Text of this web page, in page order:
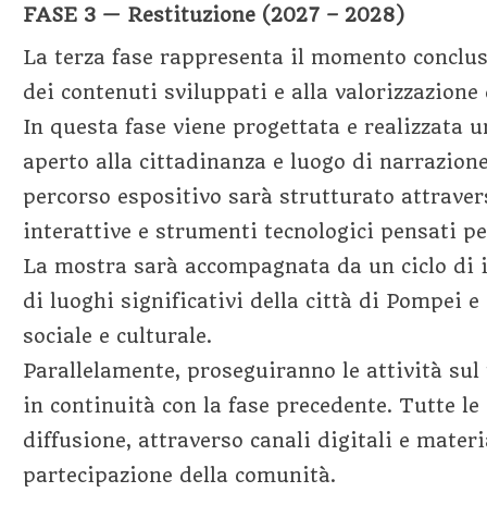
FASE 3 — Restituzione (2027 – 2028)
La terza fase rappresenta il momento
dei contenuti sviluppati e alla
In questa fase viene progettata e realizzata
aperto alla cittadinanza e luogo di
percorso espositivo sarà strutturato
interattive e strumenti tecnologici pensati
La mostra sarà accompagnata da un ciclo
di luoghi significativi della città di Pompei
sociale e culturale.
Parallelamente, proseguiranno le attività
in continuità con la fase precedente. Tutte
diffusione, attraverso canali digitali e
partecipazione della comunità.